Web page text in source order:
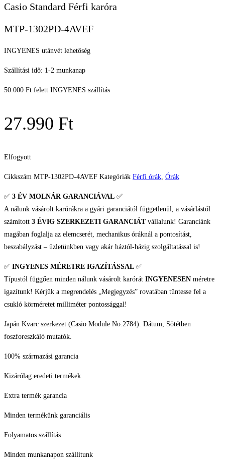
Casio Standard Férfi karóra
MTP-1302PD-4AVEF
INGYENES utánvét lehetőség
Szállítási idő: 1-2 munkanap
50.000 Ft felett INGYENES szállítás
27.990 Ft
Elfogyott
Cikkszám MTP-1302PD-4AVEF Kategóriák Férfi órák, Órák
✅ 3 ÉV MOLNÁR GARANCIÁVAL ✅
A nálunk vásárolt karórákra a gyári garanciától függetlenül, a vásárlástól
számított 3 ÉVIG SZERKEZETI GARANCIÁTvállalunk! Garanciánk
magában foglalja az elemcserét, mechanikus óráknál a pontosítást,
beszabályzást – üzletünkben vagy akár háztól-házig szolgáltatással is!
✅ INGYENES MÉRETRE IGAZÍTÁSSAL ✅
Típustól függően minden nálunk vásárolt karórát INGYENESEN méretre
igazítunk! Kérjük a megrendelés „Megjegyzés” rovatában tüntesse fel a
csukló körméretet milliméter pontossággal!
Japán Kvarc szerkezet (Casio Module No.2784). Dátum, Sötétben
foszforeszkáló mutatók.
100% származási garancia
Kizárólag eredeti termékek
Extra termék garancia
Minden termékünk garanciális
Folyamatos szállítás
Minden munkanapon szállítunk